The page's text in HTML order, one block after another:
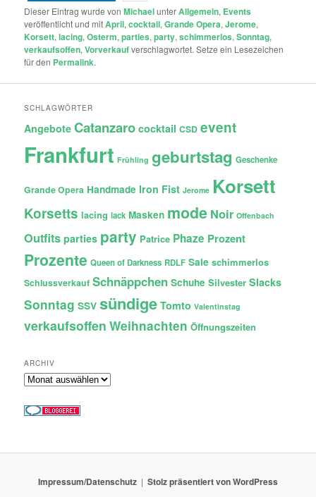
Dieser Eintrag wurde vonMichaelunterAllgemein, Events
veröffentlicht und mitApril,cocktail,Grande Opera,Jerome,
Korsett,lacing,Osterm,parties,party,schimmerlos,Sonntag,
verkaufsoffen,Vorverkaufverschlagwortet. Setze ein Lesezeichen
für den Permalink.
SCHLAGWÖRTER
Angebote Catanzaro cocktail CSD event
Frankfurt Frühling geburtstag Geschenke
Grande Opera Handmade Iron Fist Jerome Korsett
Korsetts lacing lack Masken mode Noir Offenbach
Outfits parties party Patrice Phaze Prozent
Prozente Queen of Darkness RDLF Sale schimmerlos
Schlussverkauf Schnäppchen Schuhe Silvester Slacks
Sonntag SSV sündige Tomto Valentinstag
verkaufsoffen Weihnachten Öffnungszeiten
ARCHIV
Archiv
Impressum/Datenschutz Stolz präsentiert von WordPress